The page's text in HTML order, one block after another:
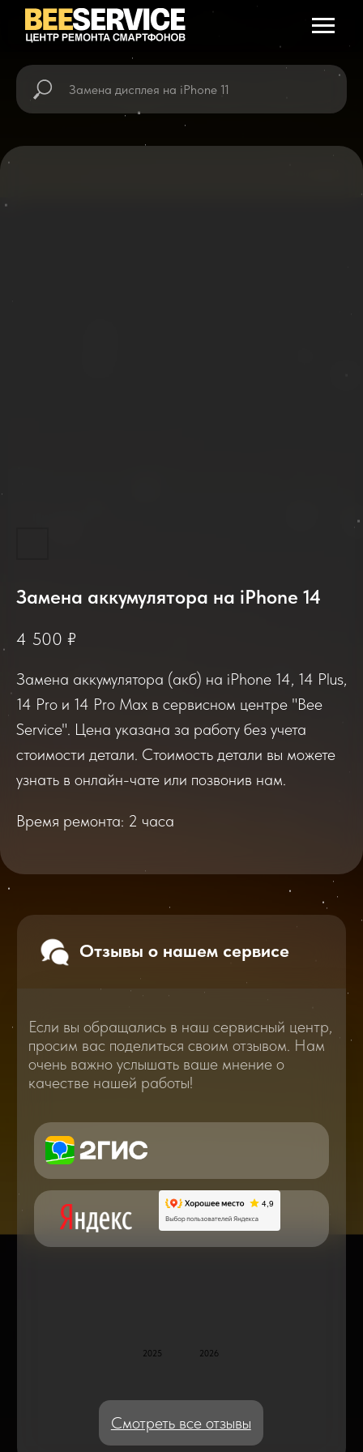
Замена аккумулятора на iPhone 14
4 500 ₽
Замена аккумулятора (акб) на iPhone 14, 14 Plus,
14 Pro и 14 Pro Max в сервисном центре "Bee
Service". Цена указана за работу без учета
стоимости детали. Стоимость детали вы можете
узнать в онлайн-чате или позвонив нам.
Время ремонта: 2 часа
Если вы обращались в наш сервисный центр,
просим вас поделиться своим отзывом. Нам
очень важно услышать ваше мнение о
качестве нашей работы!
Отзывы о нашем сервисе
по ремонту в онлайн в чате
Перейти
Блог статей - важное,
полезное, новое
В нашем блоге статей мы расскажем
Вам о самом важном, полезном и новом
в мире смартфонов и не только